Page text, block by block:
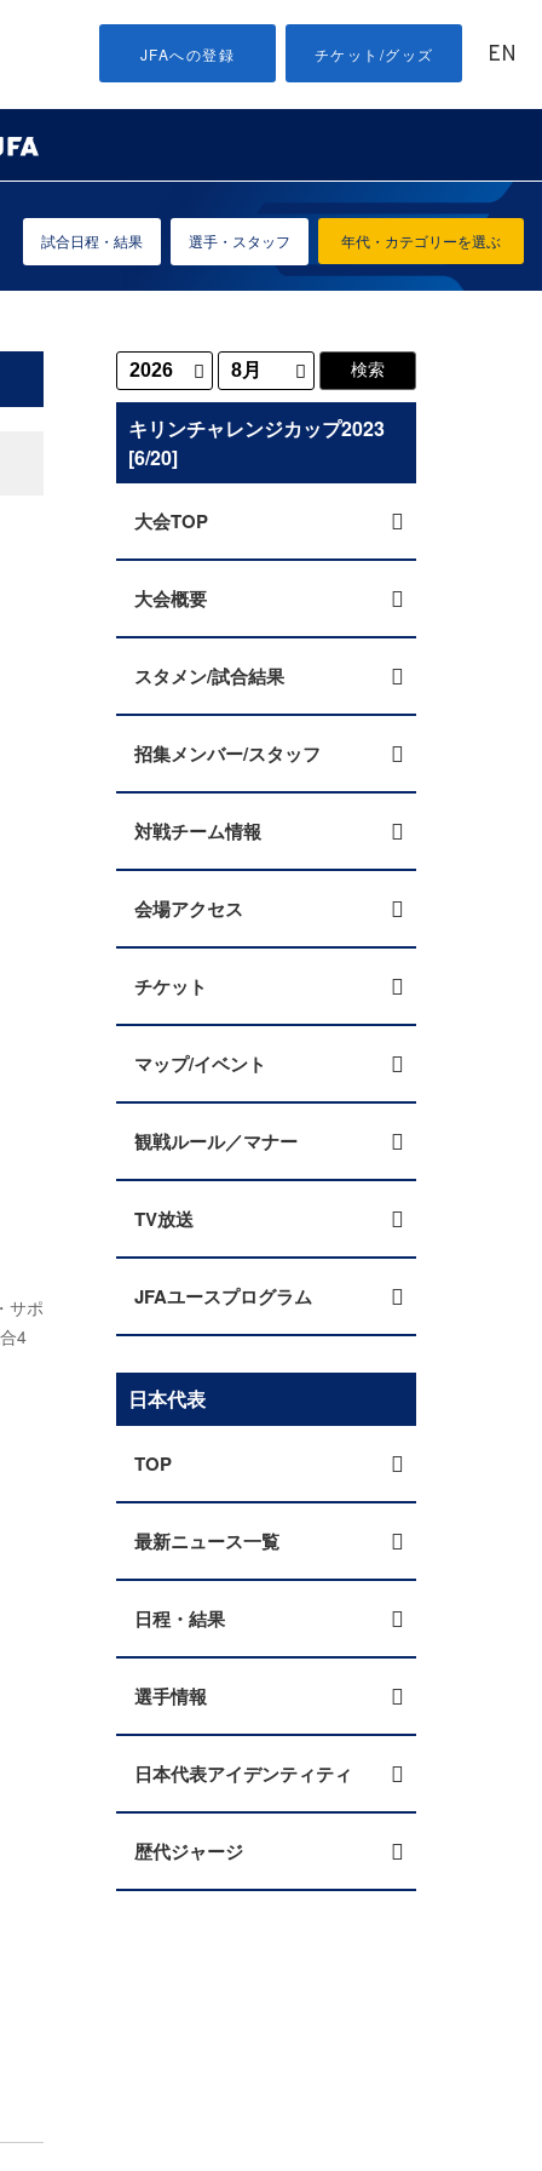
JFAへの登録 チケット/グッズ EN
年代・カテゴリーを選ぶ
試合日程・結果 選手・スタッフ
サポ
4
キリンチャレンジカップ2023
[6/20]
大会TOP
大会概要
スタメン/試合結果
招集メンバー/スタッフ
対戦チーム情報
会場アクセス
チケット
マップ/イベント
観戦ルール／マナー
TV放送
JFAユースプログラム
日本代表
TOP
最新ニュース一覧
日程・結果
選手情報
日本代表アイデンティティ
歴代ジャージ